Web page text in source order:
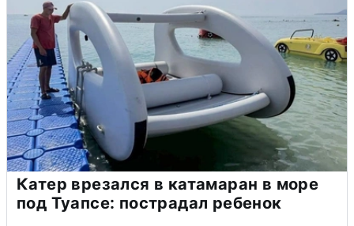
Катер врезался в катамаран в море
под Туапсе: пострадал ребенок